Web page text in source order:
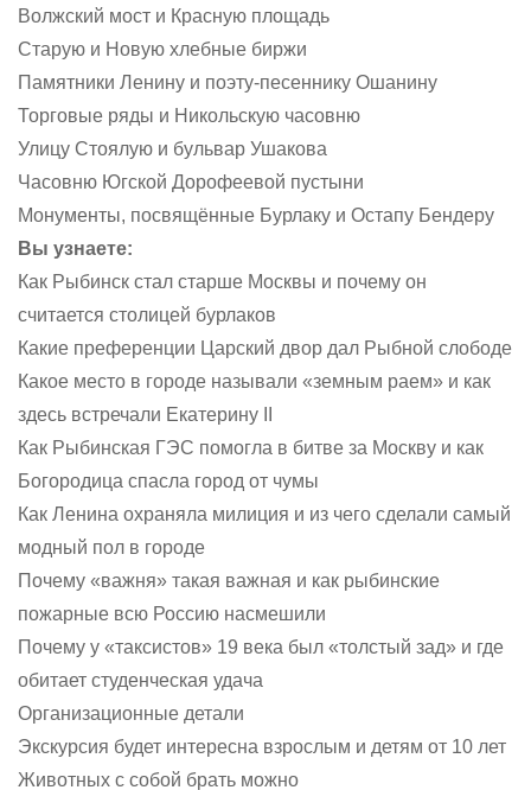
Волжский мост и Красную площадь
Старую и Новую хлебные биржи
Памятники Ленину и поэту-песеннику Ошанину
Торговые ряды и Никольскую часовню
Улицу Стоялую и бульвар Ушакова
Часовню Югской Дорофеевой пустыни
Монументы, посвящённые Бурлаку и Остапу Бендеру
Вы узнаете:
Как Рыбинск стал старше Москвы и почему он
считается столицей бурлаков
Какие преференции Царский двор дал Рыбной слободе
Какое место в городе называли «земным раем» и как
здесь встречали Екатерину II
Как Рыбинская ГЭС помогла в битве за Москву и как
Богородица спасла город от чумы
Как Ленина охраняла милиция и из чего сделали самый
модный пол в городе
Почему «важня» такая важная и как рыбинские
пожарные всю Россию насмешили
Почему у «таксистов» 19 века был «толстый зад» и где
обитает студенческая удача
Организационные детали
Экскурсия будет интересна взрослым и детям от 10 лет
Животных с собой брать можно